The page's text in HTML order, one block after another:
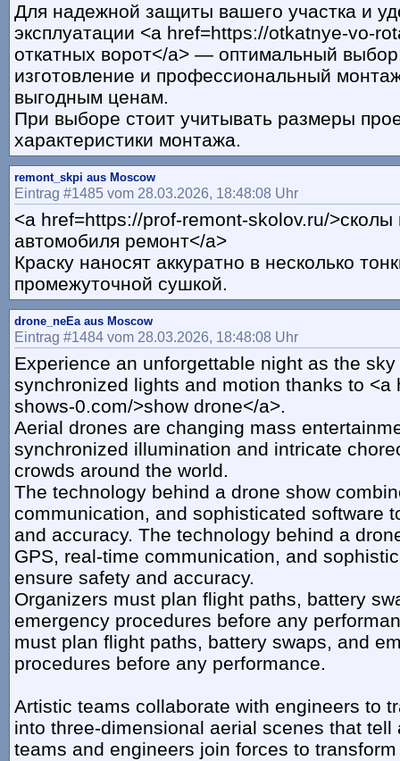
Для надежной защиты вашего участка и
эксплуатации <a href=https://otkatnye-vo-
откатных ворот</a> — оптимальный
изготовление и профессиональный
выгодным ценам.
При выборе стоит учитывать размеры
характеристики монтажа.
remont_skpi aus Moscow
Eintrag #1485 vom 28.03.2026, 18:48:08 Uhr
<a href=https://prof-remont-skolov.ru/>сколы
автомобиля ремонт</a>
Краску наносят аккуратно в несколько
промежуточной сушкой.
drone_neEa aus Moscow
Eintrag #1484 vom 28.03.2026, 18:48:08 Uhr
Experience an unforgettable night as the
synchronized lights and motion thanks to <a
shows-0.com/>show drone</a>.
Aerial drones are changing mass
synchronized illumination and intricate
crowds around the world.
The technology behind a drone show
communication, and sophisticated software
and accuracy. The technology behind a
GPS, real-time communication, and
ensure safety and accuracy.
Organizers must plan flight paths, battery
emergency procedures before any
must plan flight paths, battery swaps, and
procedures before any performance.
Artistic teams collaborate with engineers to
into three-dimensional aerial scenes that tell
teams and engineers join forces to